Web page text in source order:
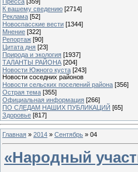
К вашему сведению [2714]
Реклама [52]
Новоспасские вести [1344]
Мнение [322]
Репортаж [90]
Цитата дня [23]
Природа и экология [1937]
ТАЛАНТЫ РАЙОНА [204]
Новости Южного куста [243]
Новости соседних районов
Новости сельских поселений района [356]
Острая тема [355]
Официальная информация [266]
ПО СЛЕДАМ НАШИХ ПУБЛИКАЦИЙ [65]
Здоровье [817]
Главная » 2014 » Сентябрь » 04
«Народный